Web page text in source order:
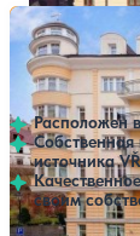
Санаторий
Madonna
Карловы
Расположен
источника
своим
Нет цен